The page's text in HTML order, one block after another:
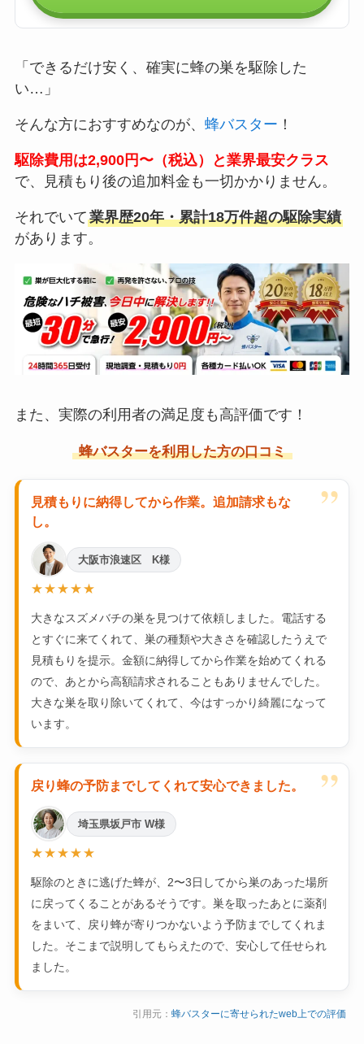
「できるだけ安く、確実に蜂の巣を駆除した
い…」
そんな方におすすめなのが、 蜂バスター ！
駆除費用は2,900円〜（税込）と業界最安クラス
で、見積もり後の追加料金も一切かかりません。
それでいて業界歴20年・累計18万件超の駆除実績
があります。
また、実際の利用者の満足度も高評価です！
蜂バスターを利用した方の口コミ
”
見積もりに納得してから作業。追加請求もな
し。
大阪市浪速区 K様
★★★★★
大きなスズメバチの巣を見つけて依頼しました。電話する
とすぐに来てくれて、巣の種類や大きさを確認したうえで
見積もりを提示。金額に納得してから作業を始めてくれる
ので、あとから高額請求されることもありませんでした。
大きな巣を取り除いてくれて、今はすっかり綺麗になって
います。
”
戻り蜂の予防までしてくれて安心できました。
埼玉県坂戸市 W様
★★★★★
駆除のときに逃げた蜂が、2〜3日してから巣のあった場所
に戻ってくることがあるそうです。巣を取ったあとに薬剤
をまいて、戻り蜂が寄りつかないよう予防までしてくれま
した。そこまで説明してもらえたので、安心して任せられ
ました。
引用元：蜂バスターに寄せられたweb上での評価